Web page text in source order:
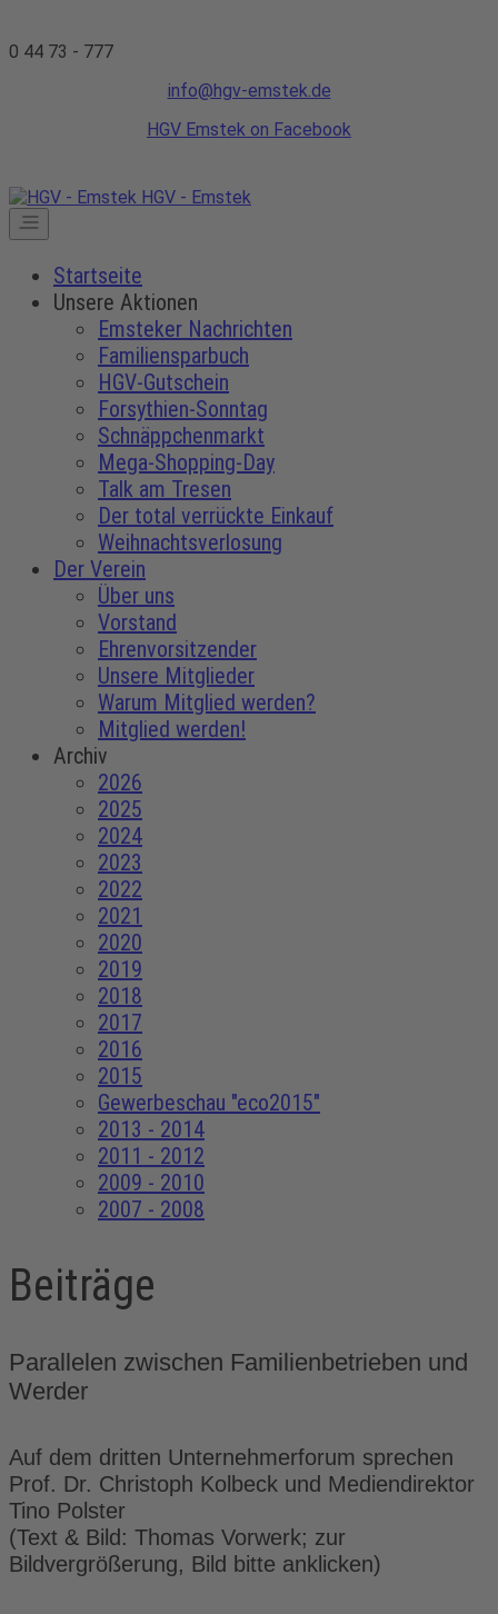
0 44 73 - 777
info@hgv-emstek.de
HGV Emstek on Facebook
HGV - Emstek
Startseite
Unsere Aktionen
Emsteker Nachrichten
Familiensparbuch
HGV-Gutschein
Forsythien-Sonntag
Schnäppchenmarkt
Mega-Shopping-Day
Talk am Tresen
Der total verrückte Einkauf
Weihnachtsverlosung
Der Verein
Über uns
Vorstand
Ehrenvorsitzender
Unsere Mitglieder
Warum Mitglied werden?
Mitglied werden!
Archiv
2026
2025
2024
2023
2022
2021
2020
2019
2018
2017
2016
2015
Gewerbeschau "eco2015"
2013 - 2014
2011 - 2012
2009 - 2010
2007 - 2008
Beiträge
Parallelen zwischen Familienbetrieben und
Werder
Auf dem dritten Unternehmerforum sprechen
Prof. Dr. Christoph Kolbeck und Mediendirektor
Tino Polster
(Text & Bild: Thomas Vorwerk; zur
Bildvergrößerung, Bild bitte anklicken)